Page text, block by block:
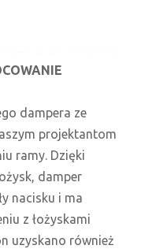
dampera ze
projektantom
ramy. Dzięki
damper
nacisku i ma
z łożyskami
uzyskano również